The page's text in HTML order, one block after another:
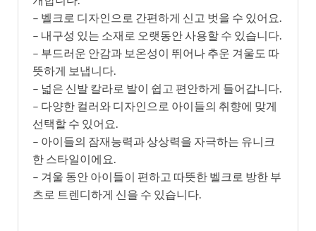
– 벨크로 디자인으로 간편하게 신고 벗을 수 있어요.
– 내구성 있는 소재로 오랫동안 사용할 수 있습니다.
– 부드러운 안감과 보온성이 뛰어나 추운 겨울도 따
뜻하게 보냅니다.
– 넓은 신발 칼라로 발이 쉽고 편안하게 들어갑니다.
– 다양한 컬러와 디자인으로 아이들의 취향에 맞게
선택할 수 있어요.
– 아이들의 잠재능력과 상상력을 자극하는 유니크
한 스타일이에요.
– 겨울 동안 아이들이 편하고 따뜻한 벨크로 방한 부
츠로 트렌디하게 신을 수 있습니다.